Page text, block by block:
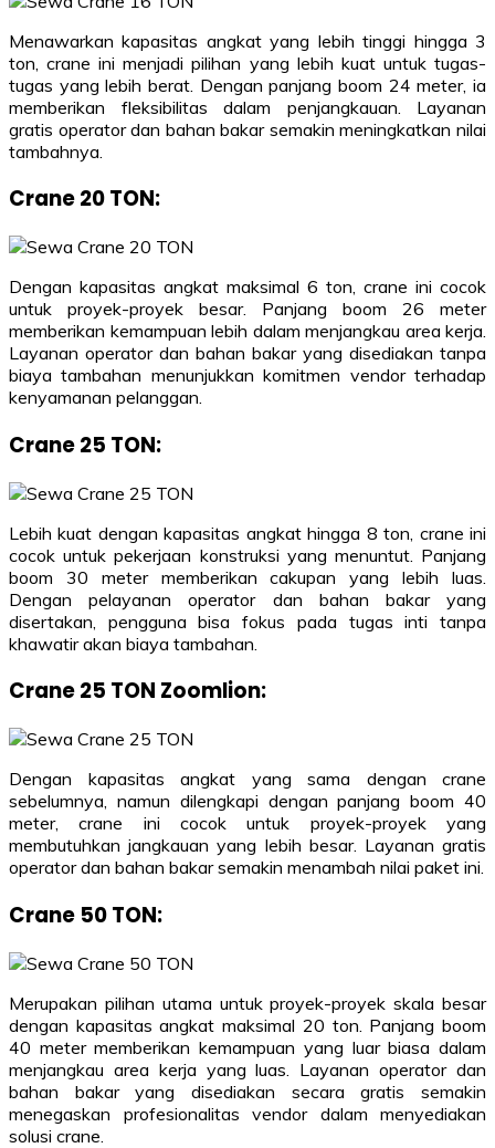
Menawarkan kapasitas angkat yang lebih tinggi hingga 3
ton, crane ini menjadi pilihan yang lebih kuat untuk tugas-
tugas yang lebih berat. Dengan panjang boom 24 meter, ia
memberikan fleksibilitas dalam penjangkauan. Layanan
gratis operator dan bahan bakar semakin meningkatkan nilai
tambahnya.
Crane 20 TON:
Dengan kapasitas angkat maksimal 6 ton, crane ini cocok
untuk proyek-proyek besar. Panjang boom 26 meter
memberikan kemampuan lebih dalam menjangkau area kerja.
Layanan operator dan bahan bakar yang disediakan tanpa
biaya tambahan menunjukkan komitmen vendor terhadap
kenyamanan pelanggan.
Crane 25 TON:
Lebih kuat dengan kapasitas angkat hingga 8 ton, crane ini
cocok untuk pekerjaan konstruksi yang menuntut. Panjang
boom 30 meter memberikan cakupan yang lebih luas.
Dengan pelayanan operator dan bahan bakar yang
disertakan, pengguna bisa fokus pada tugas inti tanpa
khawatir akan biaya tambahan.
Crane 25 TON Zoomlion:
Dengan kapasitas angkat yang sama dengan crane
sebelumnya, namun dilengkapi dengan panjang boom 40
meter, crane ini cocok untuk proyek-proyek yang
membutuhkan jangkauan yang lebih besar. Layanan gratis
operator dan bahan bakar semakin menambah nilai paket ini.
Crane 50 TON:
Merupakan pilihan utama untuk proyek-proyek skala besar
dengan kapasitas angkat maksimal 20 ton. Panjang boom
40 meter memberikan kemampuan yang luar biasa dalam
menjangkau area kerja yang luas. Layanan operator dan
bahan bakar yang disediakan secara gratis semakin
menegaskan profesionalitas vendor dalam menyediakan
solusi crane.